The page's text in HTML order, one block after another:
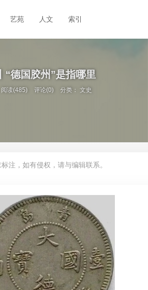
艺苑 人文 索引
“德国胶州”是指哪里
阅读(485) 评论(0) 分类：文史
注，如有侵权，请与编辑联系。